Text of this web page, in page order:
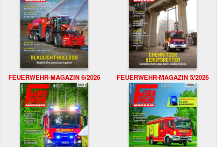
FEUERWEHR-MAGAZIN 6/2026 FEUERWEHR-MAGAZIN 5/2026